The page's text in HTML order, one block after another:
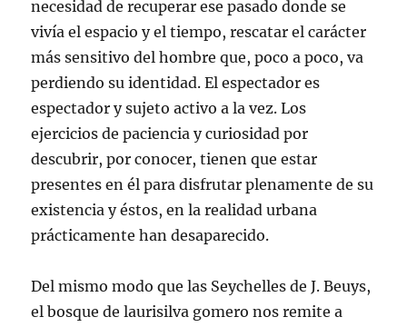
necesidad de recuperar ese pasado donde se
vivía el espacio y el tiempo, rescatar el carácter
más sensitivo del hombre que, poco a poco, va
perdiendo su identidad. El espectador es
espectador y sujeto activo a la vez. Los
ejercicios de paciencia y curiosidad por
descubrir, por conocer, tienen que estar
presentes en él para disfrutar plenamente de su
existencia y éstos, en la realidad urbana
prácticamente han desaparecido.
Del mismo modo que las Seychelles de J. Beuys,
el bosque de laurisilva gomero nos remite a